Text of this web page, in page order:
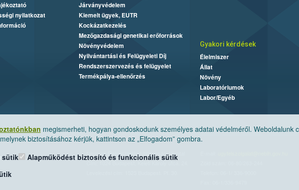
megismerheti, hogyan gondoskodunk személyes adatai védelméről. Weboldalunk
biztosításához kérjük, kattintson az „Elfogadom” gombra.
sütik
Alapműködést biztosító és funkcionális sütik
nyilatkozat
Járványvédelem
Kiemelt ügyek, EUTR
Kockázatkezelés
Mezőgazdasági genetikai erőforrások
Növényvédelem
Nyilvántartási és Felügyeleti Díj
Rendszerszervezés és felügyelet
Termékpálya-ellenőrzés
Gyakori kérdések
Élelmiszer
Állat
Növény
Laboratóriumok
Labor/Egyéb
Nemzeti Élelmiszerlánc-biztonsági Hivatal